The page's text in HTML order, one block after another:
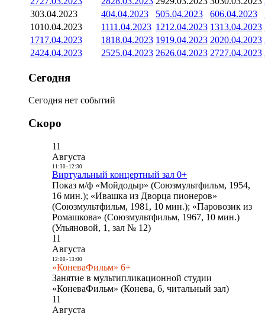
303.04.2023 404.04.2023 505.04.2023 606.04.2023
1010.04.2023 1111.04.2023 1212.04.2023 1313.04.2023
1717.04.2023 1818.04.2023 1919.04.2023 2020.04.2023
2424.04.2023 2525.04.2023 2626.04.2023 2727.04.2023
Сегодня
Сегодня нет событий
Скоро
11
Августа
11:30- 12:30
Виртуальный концертный зал 0+
Показ м/ф «Мойдодыр» (Союзмультфильм, 1954,
16 мин.); «Ивашка из Дворца пионеров»
(Союзмультфильм, 1981, 10 мин.); «Паровозик из
Ромашкова» (Союзмультфильм, 1967, 10 мин.)
(Ульяновой, 1, зал № 12)
11
Августа
12:00- 13:00
«КоневаФильм» 6+
Занятие в мультипликационной студии
«КоневаФильм» (Конева, 6, читальный зал)
11
Августа